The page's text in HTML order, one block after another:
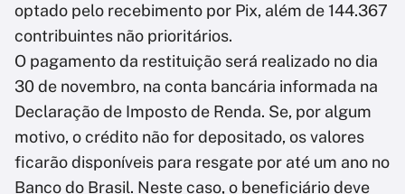
optado pelo recebimento por Pix, além de 144.367
contribuintes não prioritários.
O pagamento da restituição será realizado no dia
30 de novembro, na conta bancária informada na
Declaração de Imposto de Renda. Se, por algum
motivo, o crédito não for depositado, os valores
ficarão disponíveis para resgate por até um ano no
Banco do Brasil. Neste caso, o beneficiário deve